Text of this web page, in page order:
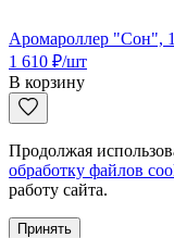
Аромароллер "Сон",
1 610 ₽/шт
В корзину
Продолжая
обработку файлов
работу сайта.
Принять